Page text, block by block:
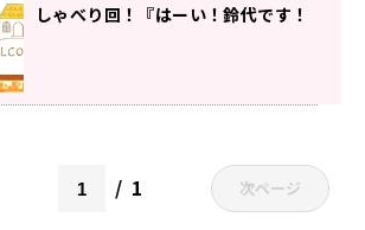
しゃべり回！『はーい！鈴代です！
1 次ページ